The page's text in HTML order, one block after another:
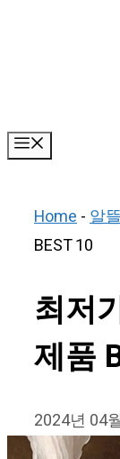
Home-알
BEST 10
최저
제품
2024년 04